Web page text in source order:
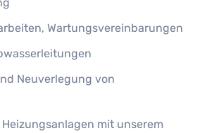
Wartungsvereinbarungen
Neuverlegung von
mit unserem